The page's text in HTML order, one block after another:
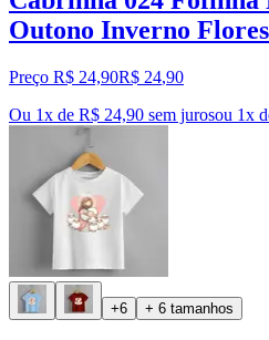
Outono Inverno
Preço R$ 24,90R$ 24,90
Ou 1x de R$ 24,90 sem jurosou 1x
+6 + 6 tamanhos